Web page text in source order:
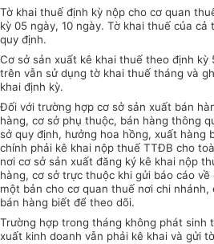
Tờ khai thuế định kỳ nộp cho cơ quan
kỳ 05 ngày, 10 ngày. Tờ khai thuế của
quy định.
Cơ sở sản xuất kê khai thuế theo định kỳ
trên vẫn sử dụng tờ khai thuế tháng và
khai định kỳ.
Đối với trường hợp cơ sở sản xuất bán
hàng, cơ sở phụ thuộc, bán hàng thông
sở quy định, hưởng hoa hồng, xuất hàng
chính phải kê khai nộp thuế TTĐB cho
nơi cơ sở sản xuất đăng ký kê khai nộp
hàng, cơ sở trực thuộc khi gửi báo cáo
một bản cho cơ quan thuế nơi chi
bán hàng biết để theo dõi.
Trường hợp trong tháng không phát sinh
xuất kinh doanh vẫn phải kê khai và gửi